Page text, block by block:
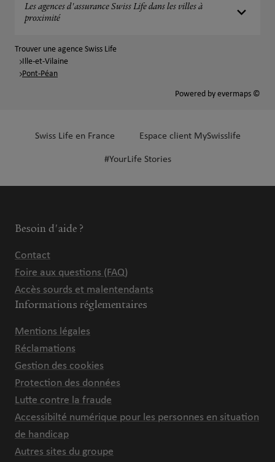
Les agences d'assurance Swiss Life dans les villes à
proximité
Trouver une agence Swiss Life
Ille-et-Vilaine
Pont-Péan
Powered by evermaps ©
Swiss Life en France Espace client MySwisslife
#YourLife Stories
Besoin d'aide ?
Contact
Foire aux questions (FAQ)
Accès sourds et malentendants
Informations réglementaires
Mentions légales
Réclamations
Gestion des cookies
Protection des données
Lutte contre la fraude
Accessibilté numérique pour les personnes en situation
de handicap
Autres sites du groupe